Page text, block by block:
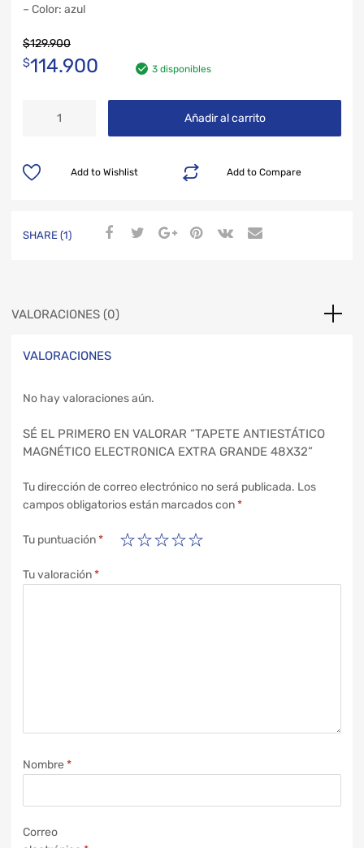
– Color: azul
$129.900
$114.900 3 disponibles
Añadir al carrito
Add to Compare
Add to Wishlist
SHARE (1)
VALORACIONES (0)
VALORACIONES
No hay valoraciones aún.
SÉ EL PRIMERO EN VALORAR “TAPETE ANTIESTÁTICO
MAGNÉTICO ELECTRONICA EXTRA GRANDE 48X32”
Tu dirección de correo electrónico no será publicada. Los
campos obligatorios están marcados con*
Tu puntuación*
Tu valoración*
Nombre *
Correo